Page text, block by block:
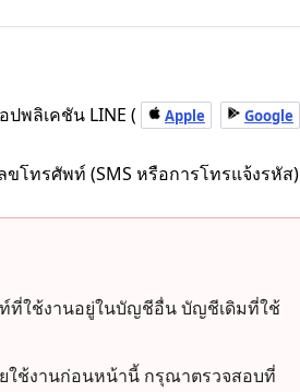
พลิเคชัน LINE ( Apple Google
ขโทรศัพท์ (SMS หรือการโทรแจ้งรหัส)
ที่ใช้งานอยู่ในบัญชีอื่น บัญชีเดิมที่ใช้
ใช้งานก่อนหน้านี้ กรุณาตรวจสอบที่